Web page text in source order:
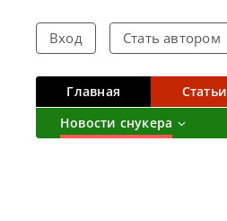
Вход Стать автором
Главная Статьи
Новости снукера